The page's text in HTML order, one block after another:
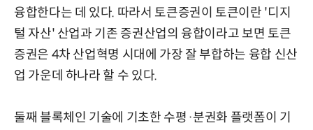
융합한다는 데 있다. 따라서 토큰증권이 토큰이란 '디지
털 자산' 산업과 기존 증권산업의 융합이라고 보면 토큰
증권은 4차 산업혁명 시대에 가장 잘 부합하는 융합 신산
업 가운데 하나라 할 수 있다.
둘째 블록체인 기술에 기초한 수평·분권화 플랫폼이 기